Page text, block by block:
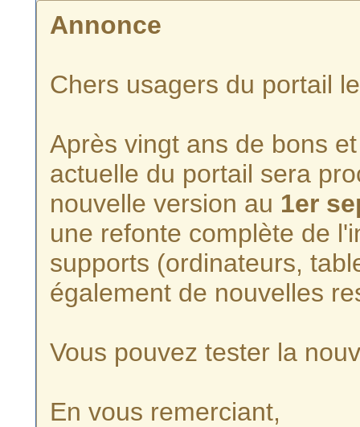
Annonce
Chers usagers du portail
Après vingt ans de bons
actuelle du portail sera
nouvelle version au 1er
une refonte complète de
supports (ordinateurs,
également de nouvelles
Vous pouvez tester la
En vous remerciant,